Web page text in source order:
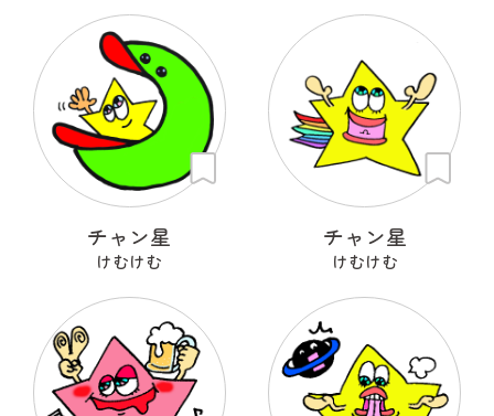
チャン星
けむけむ
チャン星
けむけむ